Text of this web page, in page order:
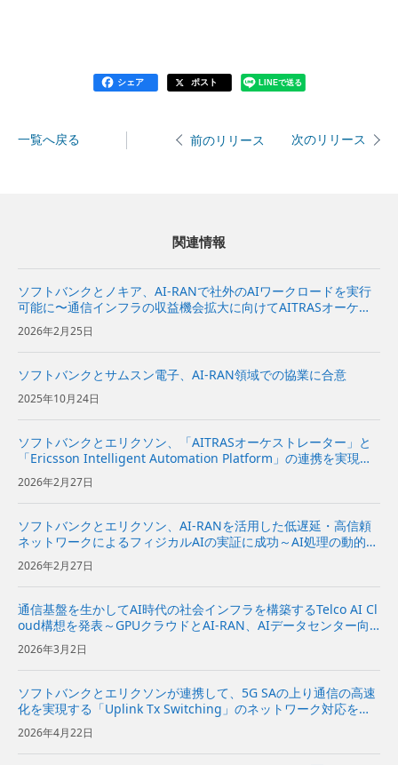
シェア ポスト LINEで送る
一覧へ戻る 前のリリース 次のリリース
関連情報
ソフトバンクとノキア、AI-RANで社外のAIワークロードを実行
可能に〜通信インフラの収益機会拡大に向けてAITRASオーケス
トレーターを拡張〜
2026年2月25日
ソフトバンクとサムスン電子、AI-RAN領域での協業に合意
2025年10月24日
ソフトバンクとエリクソン、「AITRASオーケストレーター」と
「Ericsson Intelligent Automation Platform」の連携を実現～A
IとRANを横断した動的な計算資源の配分により、AI and RANの
ユースケ...
2026年2月27日
ソフトバンクとエリクソン、AI-RANを活用した低遅延・高信頼
ネットワークによるフィジカルAIの実証に成功～AI処理の動的な
オフロードと通信ネットワークの最適化により、安定したフィジ
カルAIを実現～
2026年2月27日
通信基盤を生かしてAI時代の社会インフラを構築するTelco AI Cl
oud構想を発表～GPUクラウドとAI-RAN、AIデータセンター向
けソフトウエアを統合し、AIインフラプロバイダーを目指す～
2026年3月2日
ソフトバンクとエリクソンが連携して、5G SAの上り通信の高速
化を実現する「Uplink Tx Switching」のネットワーク対応を開
始～キャリアアグリゲーションとMIMOの高度化により、AI時代
に重要な上り通信を高速化～ | 企業・I...
2026年4月22日